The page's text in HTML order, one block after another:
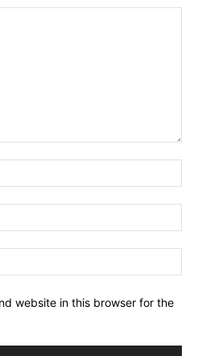
website in this browser for the